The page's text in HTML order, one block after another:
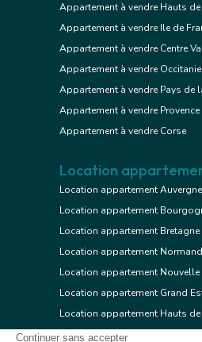
Appartement à vendre Hauts de
Appartement à vendre Ile de
Appartement à vendre Centre
Appartement à vendre Occitanie
Appartement à vendre Pays de
Appartement à vendre
Appartement à vendre Corse
Location
Location appartement
Location appartement
Location appartement Bretagne
Location appartement
Location appartement
Location appartement Grand
Location appartement Hauts de
Location appartement Ile de